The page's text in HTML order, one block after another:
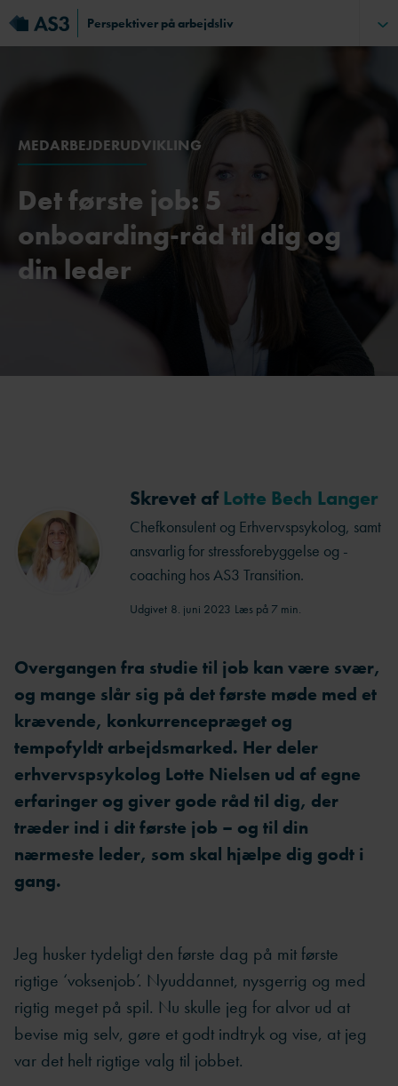
Perspektiver på arbejdsliv
MEDARBEJDERUDVIKLING
Det første job: 5
onboarding-råd til dig og
din leder
Skrevet af Lotte Bech Langer
Chefkonsulent og Erhvervspsykolog, samt
ansvarlig for stressforebyggelse og -
coaching hos AS3 Transition.
Udgivet 8. juni 2023 Læs på 7 min.
Overgangen fra studie til job kan være svær,
og mange slår sig på det første møde med et
krævende, konkurrencepræget og
tempofyldt arbejdsmarked. Her deler
erhvervspsykolog Lotte Nielsen ud af egne
erfaringer og giver gode råd til dig, der
træder ind i dit første job – og til din
nærmeste leder, som skal hjælpe dig godt i
gang.
Jeg husker tydeligt den første dag på mit første
rigtige ‘voksenjob’. Nyuddannet, nysgerrig og med
rigtig meget på spil. Nu skulle jeg for alvor ud at
bevise mig selv, gøre et godt indtryk og vise, at jeg
var det helt rigtige valg til jobbet.